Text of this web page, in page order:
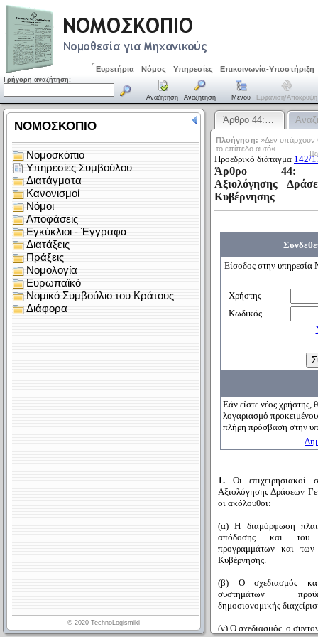
Ευρετήρια Νόμος Υπηρεσίες Επικοινωνία-Υποστήριξη
Γρήγορη αναζήτηση:
Αναζήτηση Αναζήτηση Μενού Εμφάνιση/απόκρυψη
Άρθρο 44:…